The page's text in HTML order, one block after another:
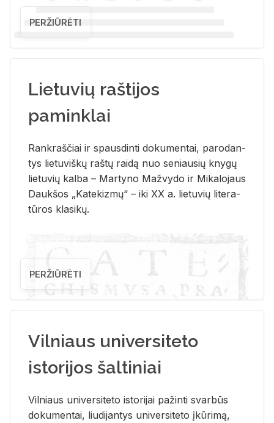
PERŽIŪRĖTI
Lietuvių raštijos
paminklai
Rank­raš­čiai ir spaus­din­ti do­ku­men­tai, pa­ro­dan­
tys lie­tu­viš­kų raš­tų rai­dą nuo se­niau­sių kny­gų
lie­tu­vių kal­ba – Mar­ty­no Ma­žvy­do ir Mi­ka­lo­jaus
Dauk­šos „Ka­te­kiz­mų“ – iki XX a. lie­tu­vių li­te­ra­
tū­ros kla­si­kų.
PERŽIŪRĖTI
Vilniaus universiteto
istorijos šaltiniai
Vil­niaus uni­ver­si­te­to is­to­ri­jai pa­žin­ti svar­būs
do­ku­men­tai, liu­di­jan­tys uni­ver­si­te­to įkū­ri­mą,